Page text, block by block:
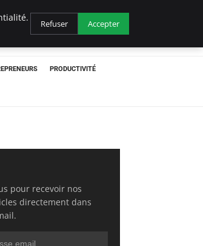
PRODUCTIVITÉ
pour recevoir nos
directement dans
Refuser Accepter